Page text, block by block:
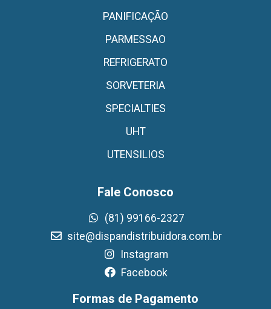
PANIFICAÇÃO
PARMESSAO
REFRIGERATO
SORVETERIA
SPECIALTIES
UHT
UTENSILIOS
Fale Conosco
(81) 99166-2327
site@dispandistribuidora.com.br
Instagram
Facebook
Formas de Pagamento